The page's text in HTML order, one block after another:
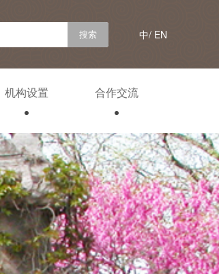
中/ EN
机构设置 合作交流